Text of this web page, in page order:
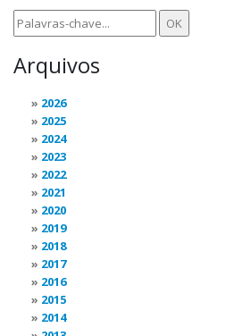
Arquivos
2026
2025
2024
2023
2022
2021
2020
2019
2018
2017
2016
2015
2014